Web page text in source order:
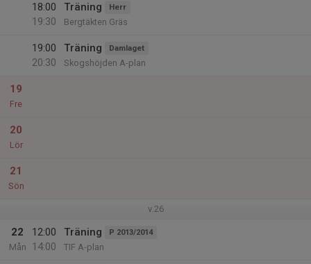
18:00
19:30
Träning Herr
Bergtäkten Gräs
19:00
20:30
Träning Damlaget
Skogshöjden A-plan
19
Fre
20
Lör
21
Sön
v.26
22
Mån
12:00
14:00
Träning P 2013/2014
TIF A-plan